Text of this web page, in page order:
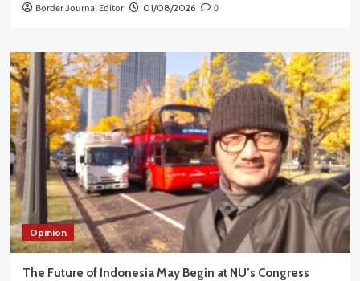
Border Journal Editor 01/08/2026 0
Opinion
The Future of Indonesia May Begin at NU’s Congress